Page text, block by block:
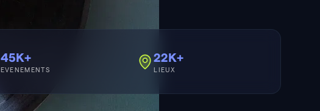
45K+
EVENEMENTS
22K+
LIEUX